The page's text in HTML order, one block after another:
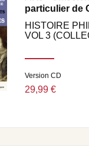
particulier de
HISTOIRE
VOL 3
Version CD
29,99 €